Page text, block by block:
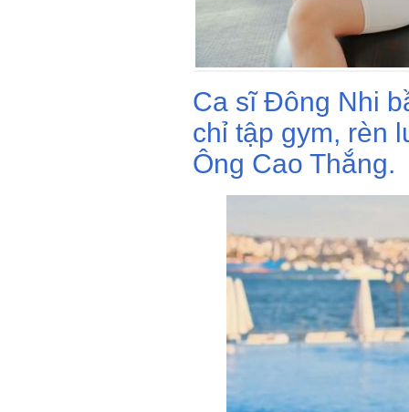
Ca sĩ Đông Nhi
chỉ tập gym, rèn
Ông Cao Thắng.